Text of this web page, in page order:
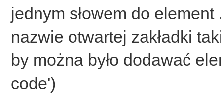
jednym słowem do
nazwie otwartej zakładki
by można było dodawać
code')